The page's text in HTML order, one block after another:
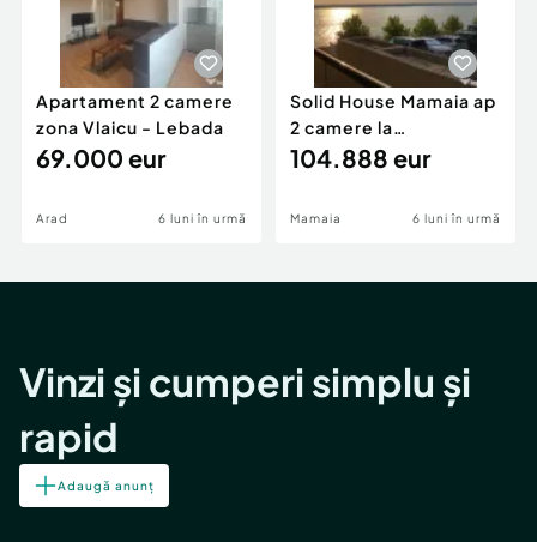
Apartament 2 camere
zona Vlaicu - Lebada
69.000 eur
Arad 6 luni în urmă
Solid House Mamaia ap
2 camere la
cheie,langa Mega
104.888 eur
Mamaia 6 luni în urmă
Vinzi și cumperi simplu și
rapid
Adaugă anunț